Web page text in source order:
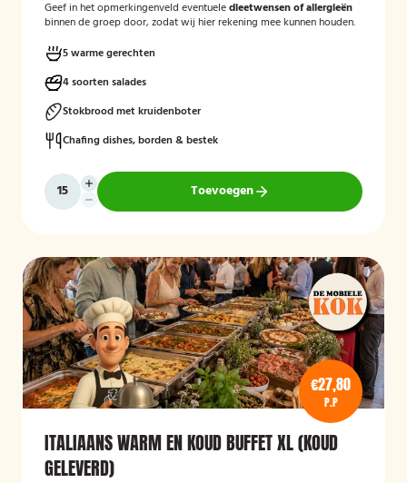
Geef in het opmerkingenveld eventueledieetwensen of allergieën
binnen de groep door, zodat wij hier rekening mee kunnen houden.
5 warme gerechten
4 soorten salades
Stokbrood met kruidenboter
Chafing dishes, borden & bestek
Toevoegen
€27,80
P.P
ITALIAANS WARM EN KOUD BUFFET XL (KOUD
GELEVERD)